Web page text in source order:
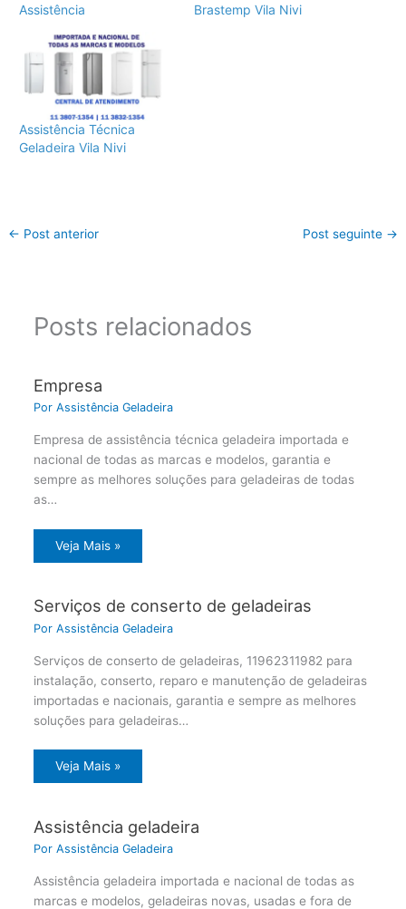
Assistência
Brastemp Vila Nivi
Assistência Técnica
Geladeira Vila Nivi
← Post anterior Post seguinte →
Posts relacionados
Empresa
Por Assistência Geladeira
Empresa de assistência técnica geladeira importada e
nacional de todas as marcas e modelos, garantia e
sempre as melhores soluções para geladeiras de todas
as…
Veja Mais »
Serviços de conserto de geladeiras
Por Assistência Geladeira
Serviços de conserto de geladeiras, 11962311982 para
instalação, conserto, reparo e manutenção de geladeiras
importadas e nacionais, garantia e sempre as melhores
soluções para geladeiras…
Veja Mais »
Assistência geladeira
Por Assistência Geladeira
Assistência geladeira importada e nacional de todas as
marcas e modelos, geladeiras novas, usadas e fora de